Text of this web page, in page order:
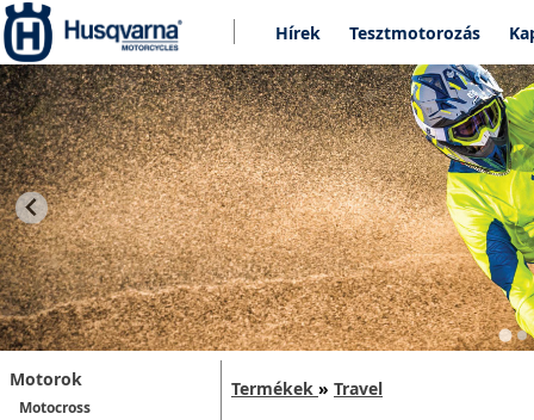
Hírek Tesztmotorozás
Motorok
Motocross
Termékek » Travel